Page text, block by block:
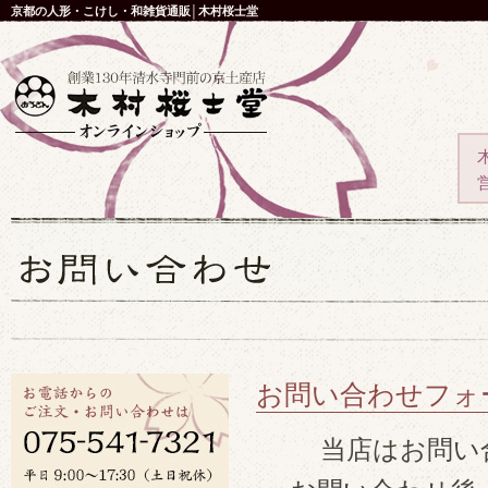
京都の人形・こけし・和雑貨通販│木村桜士堂
お問い合わせフォ
当店はお問